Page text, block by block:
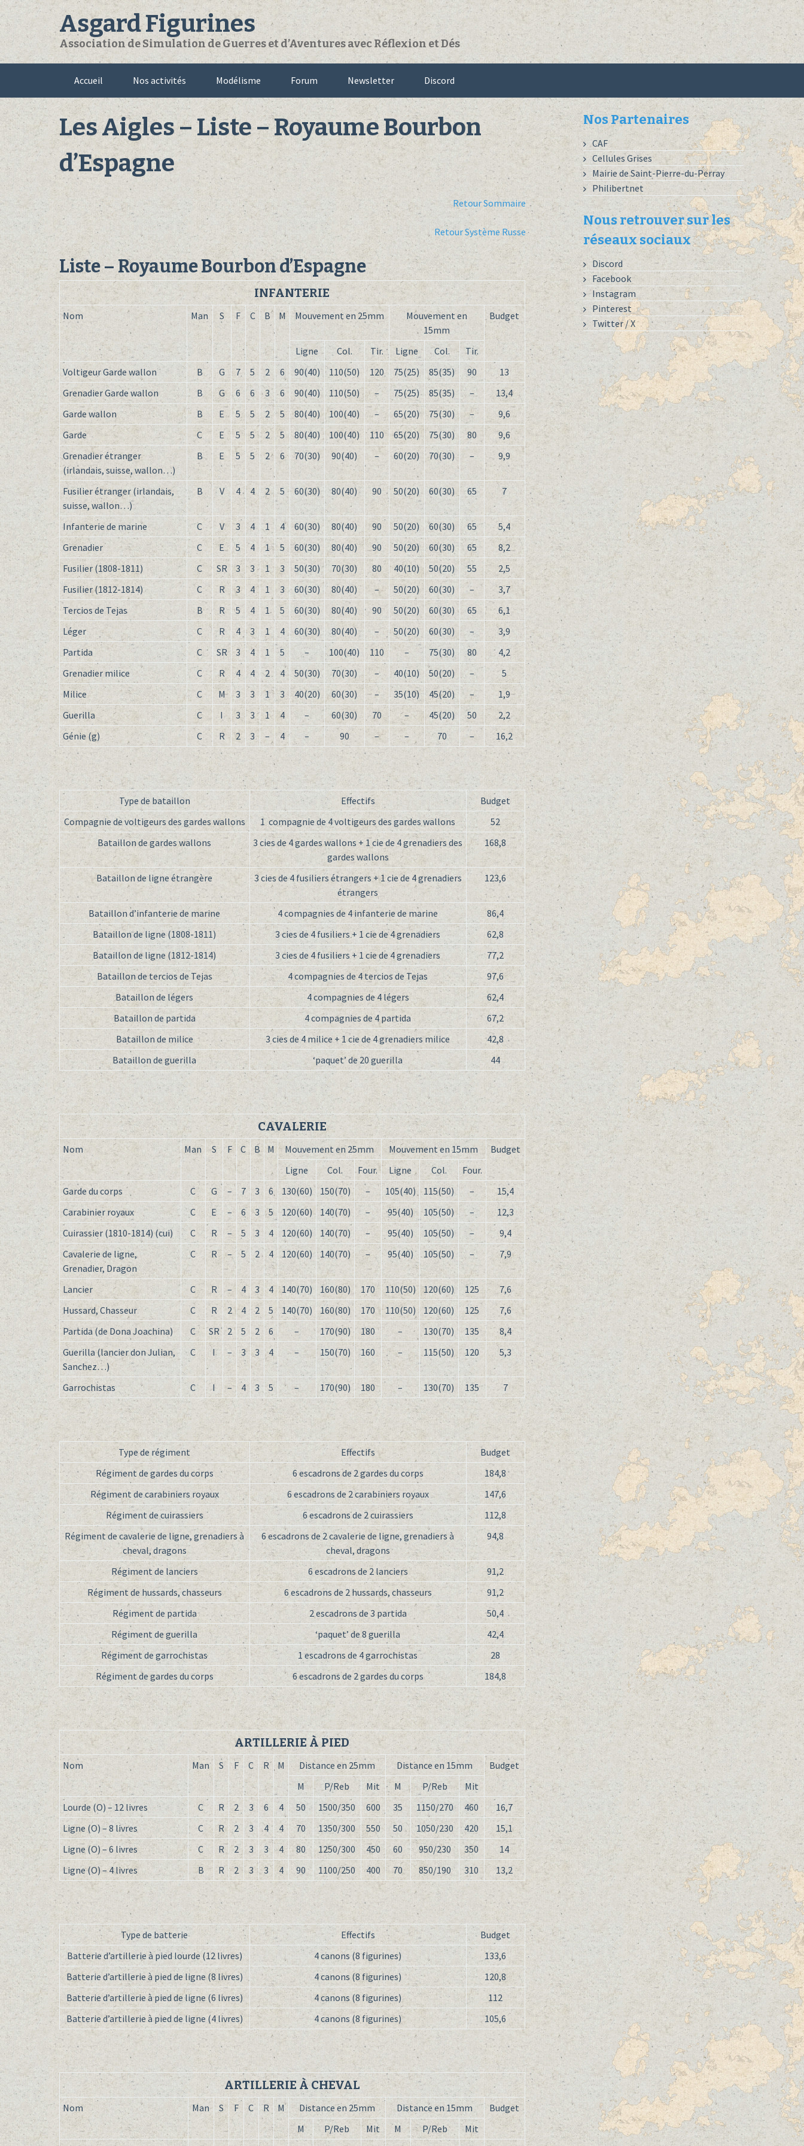
Skip
to
content
Asgard Figurines
Association de Simulation de Guerres et d’Aventures avec Réflexion et Dés
Accueil Nos activités Modélisme Forum Newsletter Discord
Les Aigles – Liste – Royaume Bourbon
d’Espagne
Retour Sommaire
Retour Système Russe
Liste – Royaume Bourbon d’Espagne
INFANTERIE
Nom Man S F C B M Mouvement en 25mm
Mouvement en
15mm
Budget
Ligne Col. Tir. Ligne Col.
Tir.
Voltigeur Garde wallon
B G 7 5 2 6 90(40) 110(50) 120 75(25) 85(35) 90
13
Grenadier Garde wallon
B G 6 6 3 6 90(40) 110(50) – 75(25) 85(35) –
13,4
Garde wallon
B E 5 5 2 5 80(40) 100(40) – 65(20) 75(30) –
9,6
Garde
C E 5 5 2 5 80(40) 100(40) 110 65(20) 75(30) 80
9,6
Grenadier étranger
(irlandais, suisse, wallon…)
B E 5 5 2 6 70(30) 90(40) – 60(20) 70(30) – 9,9
Fusilier étranger (irlandais,
suisse, wallon…)
B V 4 4 2 5 60(30) 80(40) 90 50(20) 60(30) 65 7
Infanterie de marine C V 3 4 1 4 60(30) 80(40) 90 50(20) 60(30) 65
5,4
Grenadier
C E 5 4 1 5 60(30) 80(40) 90 50(20) 60(30) 65
8,2
Fusilier (1808-1811)
C SR 3 3 1 3 50(30) 70(30) 80 40(10) 50(20) 55
2,5
Fusilier (1812-1814)
C R 3 4 1 3 60(30) 80(40) – 50(20) 60(30) –
3,7
Tercios de Tejas
B R 5 4 1 5 60(30) 80(40) 90 50(20) 60(30) 65
6,1
Léger
C R 4 3 1 4 60(30) 80(40) – 50(20) 60(30) –
3,9
Partida
C SR 3 4 1 5 – 100(40) 110 – 75(30) 80
4,2
Grenadier milice
C R 4 4 2 4 50(30) 70(30) – 40(10) 50(20) –
5
Milice
C M 3 3 1 3 40(20) 60(30) – 35(10) 45(20) –
1,9
Guerilla
C I 3 3 1 4 – 60(30) 70 – 45(20) 50
2,2
Génie (g)
C R 2 3 – 4 – 90 – – 70 – 16,2
Type de bataillon Effectifs
Budget
Compagnie de voltigeurs des gardes wallons
1 compagnie de 4 voltigeurs des gardes wallons
52
Bataillon de gardes wallons
3 cies de 4 gardes wallons + 1 cie de 4 grenadiers des
gardes wallons
168,8
Bataillon de ligne étrangère
3 cies de 4 fusiliers étrangers + 1 cie de 4 grenadiers
étrangers
123,6
Bataillon d’infanterie de marine 4 compagnies de 4 infanterie de marine
86,4
Bataillon de ligne (1808-1811)
3 cies de 4 fusiliers + 1 cie de 4 grenadiers
62,8
Bataillon de ligne (1812-1814)
3 cies de 4 fusiliers + 1 cie de 4 grenadiers
77,2
Bataillon de tercios de Tejas
4 compagnies de 4 tercios de Tejas
97,6
Bataillon de légers
4 compagnies de 4 légers
62,4
Bataillon de partida
4 compagnies de 4 partida
67,2
Bataillon de milice
3 cies de 4 milice + 1 cie de 4 grenadiers milice
42,8
Bataillon de guerilla
‘paquet’ de 20 guerilla 44
CAVALERIE
Nom Man S F C B M Mouvement en 25mm Mouvement en 15mm
Budget
Ligne
Col. Four. Ligne Col.
Four.
Garde du corps
C G – 7 3 6 130(60) 150(70) – 105(40) 115(50) –
15,4
Carabinier royaux
C E – 6 3 5 120(60) 140(70) – 95(40) 105(50) –
12,3
Cuirassier (1810-1814) (cui)
C R – 5 3 4 120(60) 140(70) – 95(40) 105(50) –
9,4
Cavalerie de ligne,
Grenadier, Dragon
C R – 5 2 4 120(60) 140(70) – 95(40) 105(50) – 7,9
Lancier C R – 4 3 4 140(70) 160(80) 170 110(50) 120(60) 125
7,6
Hussard, Chasseur
C R 2 4 2 5 140(70) 160(80) 170 110(50) 120(60) 125
7,6
Partida (de Dona Joachina)
C SR 2 5 2 6 – 170(90) 180 – 130(70) 135
8,4
Guerilla (lancier don Julian,
Sanchez…)
C I – 3 3 4 – 150(70) 160 – 115(50) 120 5,3
Garrochistas C I – 4 3 5 – 170(90) 180 – 130(70) 135 7
Type de régiment Effectifs
Budget
Régiment de gardes du corps
6 escadrons de 2 gardes du corps
184,8
Régiment de carabiniers royaux
6 escadrons de 2 carabiniers royaux
147,6
Régiment de cuirassiers
6 escadrons de 2 cuirassiers
112,8
Régiment de cavalerie de ligne, grenadiers à
cheval, dragons
6 escadrons de 2 cavalerie de ligne, grenadiers à
cheval, dragons
94,8
Régiment de lanciers 6 escadrons de 2 lanciers
91,2
Régiment de hussards, chasseurs
6 escadrons de 2 hussards, chasseurs
91,2
Régiment de partida
2 escadrons de 3 partida
50,4
Régiment de guerilla
‘paquet’ de 8 guerilla
42,4
Régiment de garrochistas
1 escadrons de 4 garrochistas
28
Régiment de gardes du corps
6 escadrons de 2 gardes du corps 184,8
ARTILLERIE À PIED
Nom Man S F C R M Distance en 25mm Distance en 15mm
Budget
M
P/Reb Mit M P/Reb
Mit
Lourde (O) – 12 livres
C R 2 3 6 4 50 1500/350 600 35 1150/270 460
16,7
Ligne (O) – 8 livres
C R 2 3 4 4 70 1350/300 550 50 1050/230 420
15,1
Ligne (O) – 6 livres
C R 2 3 3 4 80 1250/300 450 60 950/230 350
14
Ligne (O) – 4 livres
B R 2 3 3 4 90 1100/250 400 70 850/190 310 13,2
Type de batterie Effectifs
Budget
Batterie d’artillerie à pied lourde (12 livres)
4 canons (8 figurines)
133,6
Batterie d’artillerie à pied de ligne (8 livres)
4 canons (8 figurines)
120,8
Batterie d’artillerie à pied de ligne (6 livres)
4 canons (8 figurines)
112
Batterie d’artillerie à pied de ligne (4 livres)
4 canons (8 figurines) 105,6
ARTILLERIE À CHEVAL
Nom Man S F C R M Distance en 25mm Distance en 15mm
Budget
M
P/Reb Mit M P/Reb
Mit
Nos Partenaires
CAF
Cellules Grises
Mairie de Saint-Pierre-du-Perray
Philibertnet
Nous retrouver sur les
réseaux sociaux
Discord
Facebook
Instagram
Pinterest
Twitter / X